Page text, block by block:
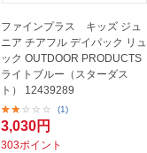
ファインプラス キッズ ジュ
ニア チアフル デイパック リュ
ック OUTDOOR PRODUCTS
ライトブルー（スターダス
ト） 12439289
(1)
3,030円
303ポイント